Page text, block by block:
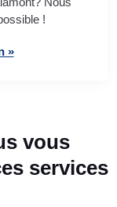
!
»
vous
services